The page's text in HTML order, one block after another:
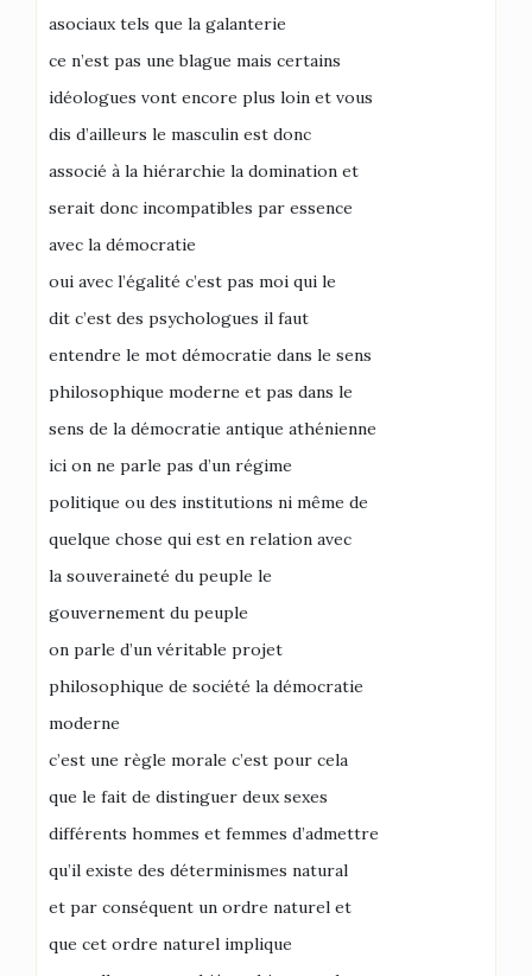
asociaux tels que la galanterie
ce n’est pas une blague mais certains
idéologues vont encore plus loin et vous
dis d’ailleurs le masculin est donc
associé à la hiérarchie la domination et
serait donc incompatibles par essence
avec la démocratie
oui avec l’égalité c’est pas moi qui le
dit c’est des psychologues il faut
entendre le mot démocratie dans le sens
philosophique moderne et pas dans le
sens de la démocratie antique athénienne
ici on ne parle pas d’un régime
politique ou des institutions ni même de
quelque chose qui est en relation avec
la souveraineté du peuple le
gouvernement du peuple
on parle d’un véritable projet
philosophique de société la démocratie
moderne
c’est une règle morale c’est pour cela
que le fait de distinguer deux sexes
différents hommes et femmes d’admettre
qu’il existe des déterminismes natural
et par conséquent un ordre naturel et
que cet ordre naturel implique